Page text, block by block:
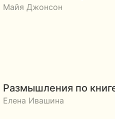
Майя Джонсон
Размышления по
Елена Ивашина